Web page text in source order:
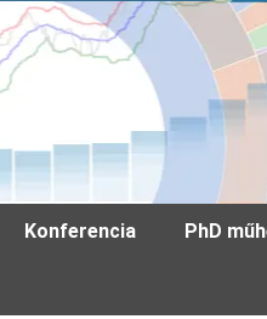
Konferencia PhD